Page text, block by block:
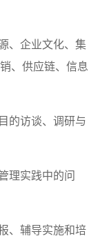
、企业文化、集
、供应链、信息
的访谈、调研与
理实践中的问
、辅导实施和培